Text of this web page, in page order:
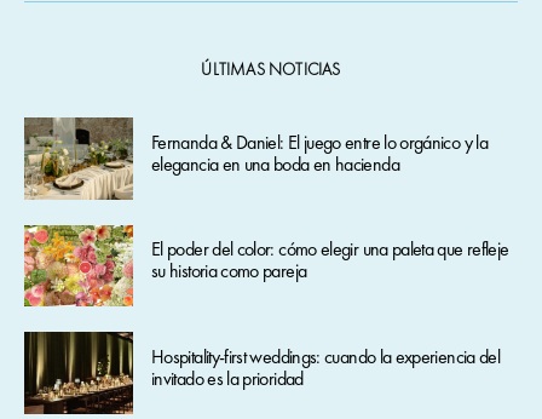
ÚLTIMAS NOTICIAS
Fernanda & Daniel: El juego entre lo orgánico y la
elegancia en una boda en hacienda
El poder del color: cómo elegir una paleta que refleje
su historia como pareja
Hospitality-first weddings: cuando la experiencia del
invitado es la prioridad